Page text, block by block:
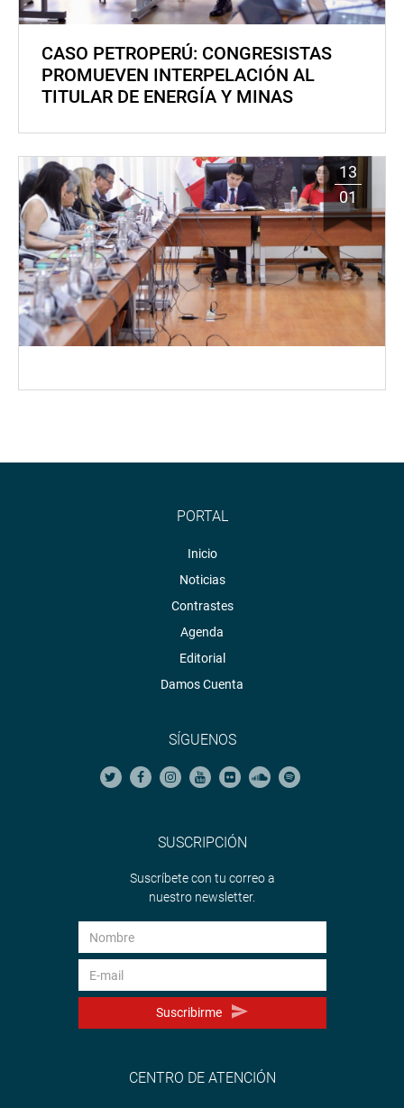
CASO PETROPERÚ: CONGRESISTAS
PROMUEVEN INTERPELACIÓN AL
TITULAR DE ENERGÍA Y MINAS
13
01
PORTAL
Inicio
Noticias
Contrastes
Agenda
Editorial
Damos Cuenta
SÍGUENOS
SUSCRIPCIÓN
Suscríbete con tu correo a
nuestro newsletter.
Suscribirme
CENTRO DE ATENCIÓN